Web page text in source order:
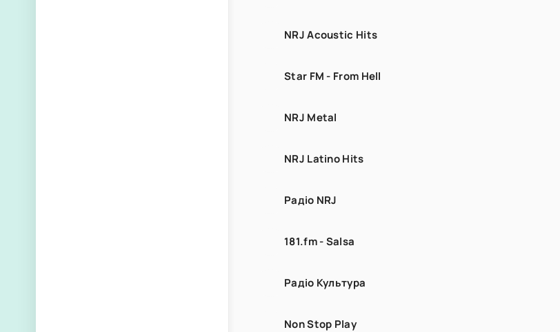
NRJ Acoustic Hits
Star FM - From Hell
NRJ Metal
NRJ Latino Hits
Радіо NRJ
181.fm - Salsa
Радіо Культура
Non Stop Play